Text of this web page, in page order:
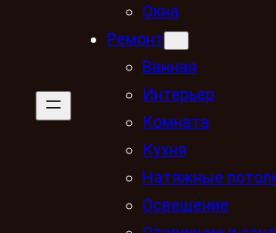
Окна
Ремонт
Ванная
Интерьер
Комната
Кухня
Натяжные
Освещение